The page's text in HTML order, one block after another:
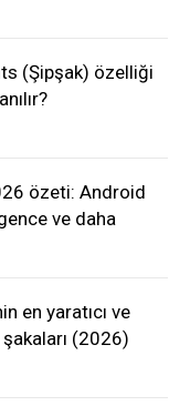
(Şipşak) özelliği
özeti: Android
ve daha
en yaratıcı ve
(2026)